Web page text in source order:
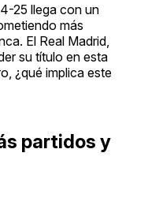
25 llega con un
más
El Real Madrid,
su título en esta
¿qué implica este
partidos y